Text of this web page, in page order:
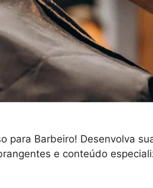
para Barbeiro! Desenvolva
e conteúdo